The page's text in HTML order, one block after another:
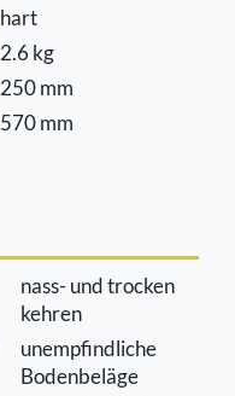
hart
2.6 kg
250 mm
570 mm
nass- und trocken
kehren
unempﬁndliche
Bodenbeläge